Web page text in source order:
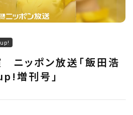
ッポン放送「飯田浩
増刊号」